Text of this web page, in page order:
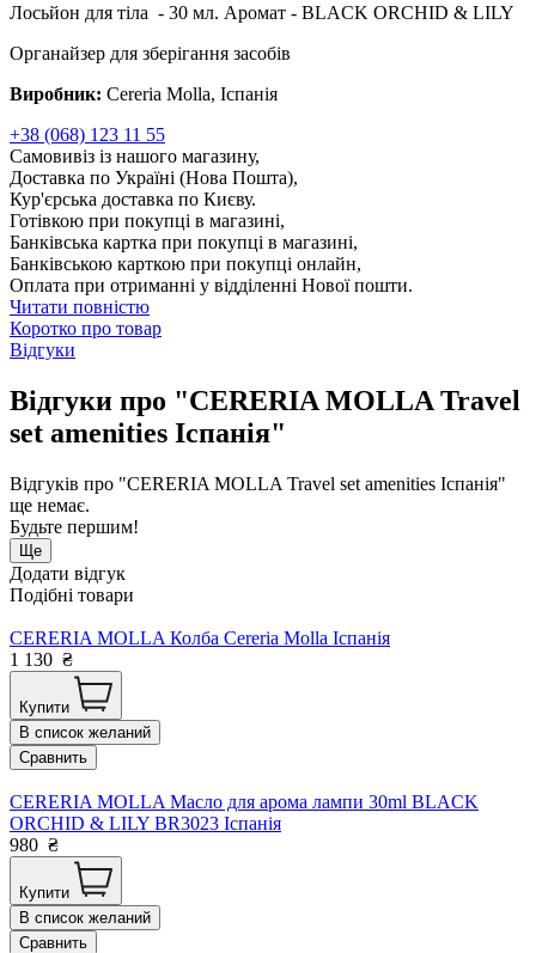
Лосьйон для тіла - 30 мл. Аромат - BLACK ORCHID & LILY
Органайзер для зберігання засобів
Виробник: Cereria Molla, Іспанія
+38 (068) 123 11 55
Самовивіз із нашого магазину,
Доставка по Україні (Нова Пошта),
Кур'єрська доставка по Києву.
Готівкою при покупці в магазині,
Банківська картка при покупці в магазині,
Банківською карткою при покупці онлайн,
Оплата при отриманні у відділенні Нової пошти.
Читати повністю
Коротко про товар
Відгуки
Відгуки про "CERERIA MOLLA Travel
set amenities Іспанія"
Відгуків про "CERERIA MOLLA Travel set amenities Іспанія"
ще немає.
Будьте першим!
Ще
Додати відгук
Подібні товари
CERERIA MOLLA Колба Cereria Molla Іспанія
1 130 ₴
Купити
В список желаний
Сравнить
CERERIA MOLLA Масло для арома лампи 30ml BLACK
ORCHID & LILY BR3023 Іспанія
980 ₴
Купити
В список желаний
Сравнить